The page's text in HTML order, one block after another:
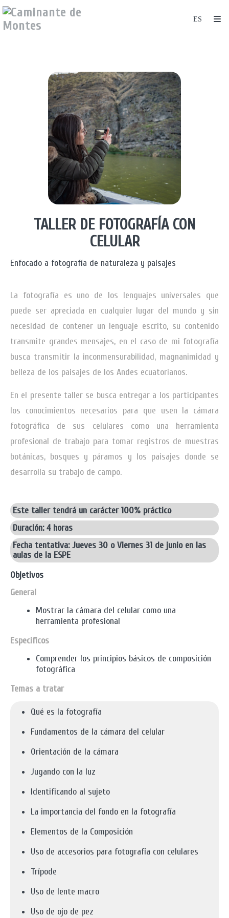
TALLER DE FOTOGRAFÍA CON
CELULAR
Enfocado a fotografía de naturaleza y paisajes
La fotografía es uno de los lenguajes universales que
puede ser apreciada en cualquier lugar del mundo y sin
necesidad de contener un lenguaje escrito, su contenido
transmite grandes mensajes, en el caso de mi fotografía
busca transmitir la inconmensurabilidad, magnanimidad y
belleza de los paisajes de los Andes ecuatorianos.
En el presente taller se busca entregar a los participantes
los conocimientos necesarios para que usen la cámara
fotográfica de sus celulares como una herramienta
profesional de trabajo para tomar registros de muestras
botánicas, bosques y páramos y los paisajes donde se
desarrolla su trabajo de campo.
Este taller tendrá un carácter 100% práctico
Duración: 4 horas
Fecha tentativa: Jueves 30 o Viernes 31 de junio en las
aulas de la ESPE
Objetivos
General
Mostrar la cámara del celular como una
herramienta profesional
Especificos
Comprender los principios básicos de composición
fotográfica
Temas a tratar
Qué es la fotografía
Fundamentos de la cámara del celular
Orientación de la cámara
Jugando con la luz
Identificando al sujeto
La importancia del fondo en la fotografía
Elementos de la Composición
Uso de accesorios para fotografía con celulares
Trípode
Uso de lente macro
Uso de ojo de pez